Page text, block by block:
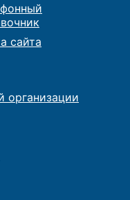
сайта
организации